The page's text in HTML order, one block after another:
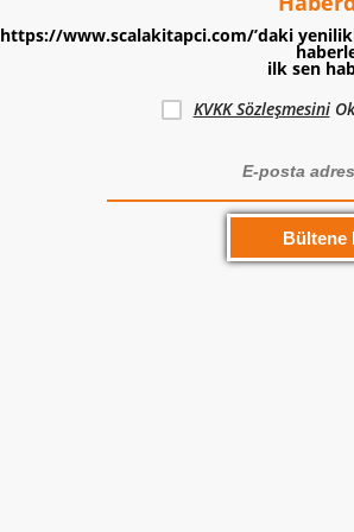
https://www.scalakitapci.com/’daki
ilk sen
KVKK Sözleşmesini